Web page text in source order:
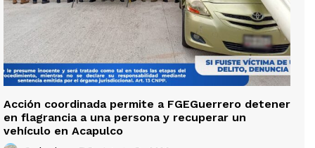
Acción coordinada permite a FGEGuerrero detener
en flagrancia a una persona y recuperar un
vehículo en Acapulco